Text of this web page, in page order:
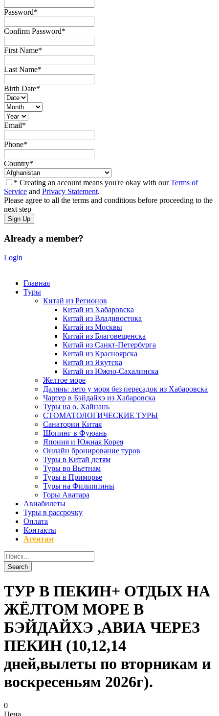
Password*
Confirm Password*
First Name*
Last Name*
Birth Date*
Email*
Phone*
Country*
* Creating an account means you're okay with ourTerms of
Service and Privacy Statement.
Please agree to all the terms and conditions before proceeding to the
next step
Already a member?
Login
Главная
Туры
Китай из Регионов
Китай из Хабаровска
Китай из Владивостока
Китай из Москвы
Китай из Благовещенска
Китай из Санкт-Петербурга
Китай из Красноярска
Китай из Якутска
Китай из Южно-Сахалинска
Желтое море
Далянь: лето у моря без пересадок из Хабаровска
Чартер в Бэйдайхэ из Хабаровска
Туры на о. Хайнань
СТОМАТОЛОГИЧЕСКИЕ ТУРЫ
Санатории Китая
Шопинг в Фуюань
Япония и Южная Корея
Онлайн бронирование туров
Туры в Китай детям
Туры во Вьетнам
Туры в Приморье
Туры на Филиппины
Горы Аватара
Авиабилеты
Туры в рассрочку
Оплата
Контакты
Агентам
ТУР В ПЕКИН+ ОТДЫХ НА
ЖЁЛТОМ МОРЕ В
БЭЙДАЙХЭ ,АВИА ЧЕРЕЗ
ПЕКИН (10,12,14
дней,вылеты по вторникам и
воскресеньям 2026г).
0